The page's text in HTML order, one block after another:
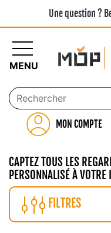
Une question ?
MON COMPTE
MENU
CAPTEZ TOUS LES
PERSONNALISÉ À VOTRE
FILTRES